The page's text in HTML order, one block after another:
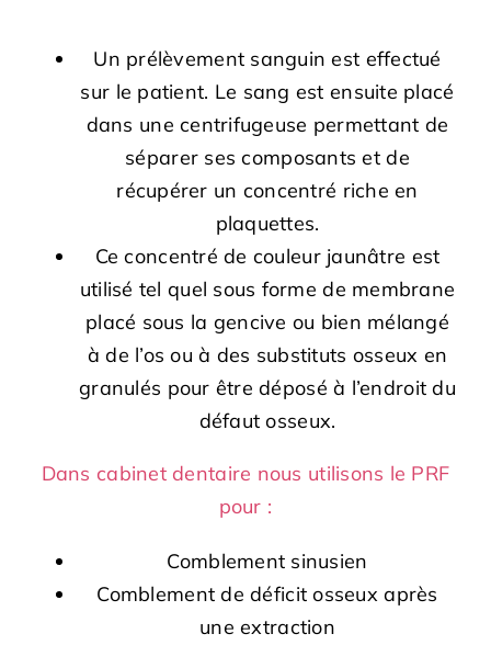
Un prélèvement sanguin est effectué
sur le patient. Le sang est ensuite placé
dans une centrifugeuse permettant de
séparer ses composants et de
récupérer un concentré riche en
plaquettes.
Ce concentré de couleur jaunâtre est
utilisé tel quel sous forme de membrane
placé sous la gencive ou bien mélangé
à de l’os ou à des substituts osseux en
granulés pour être déposé à l’endroit du
défaut osseux.
Dans cabinet dentaire nous utilisons le PRF
pour :
Comblement sinusien
Comblement de déficit osseux après
une extraction